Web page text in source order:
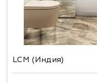
LCM (Индия)